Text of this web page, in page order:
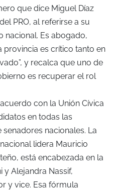
que dice Miguel Díaz
PRO, al referirse a su
Es abogado,
provincia es crítico tanto en
y recalca que uno de
es recuperar el rol
con la Unión Cívica
en todas las
nacionales. La
lidera Mauricio
está encabezada en la
y Alejandra Nassif,
y vice. Esa fórmula